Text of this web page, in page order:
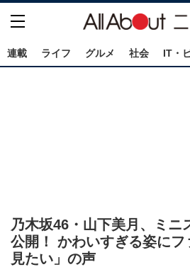
連載 ライフ グルメ 社会 IT・
乃木坂46・山下美月、ミニ
公開！ かわいすぎる姿にフ
見たい」の声